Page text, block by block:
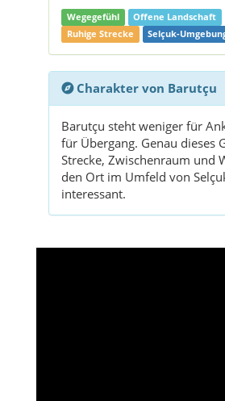
Wegegefühl
Offene Landschaft
Ruhige Strecke
Selçuk-
Charakter von Barutçu
Barutçu steht weniger für
für Übergang. Genau dieses
Strecke, Zwischenraum und
den Ort im Umfeld von
interessant.